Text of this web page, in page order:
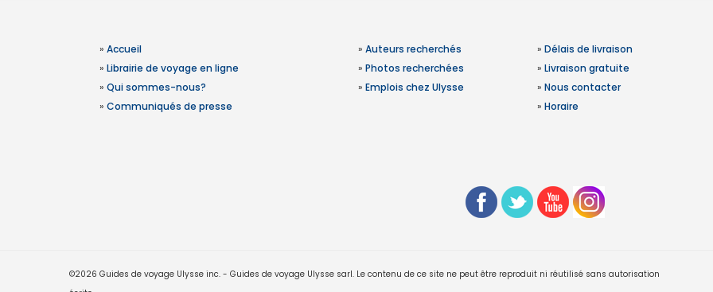
» Accueil
» Librairie de voyage en ligne
» Qui sommes-nous?
» Communiqués de presse
» Auteurs recherchés
» Photos recherchées
» Emplois chez Ulysse
» Délais de livraison
» Livraison gratuite
» Nous contacter
» Horaire
©2026 Guides de voyage Ulysse inc. - Guides de voyage Ulysse sarl. Le contenu de ce site ne peut être reproduit ni réutilisé sans autorisation